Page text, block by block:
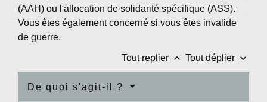
(AAH) ou l'allocation de solidarité spécifique (ASS).
Vous êtes également concerné si vous êtes invalide
de guerre.
Tout replier keyboard_arrow_up Tout déplier keyboard_arrow_down
De quoi s'agit-il ?